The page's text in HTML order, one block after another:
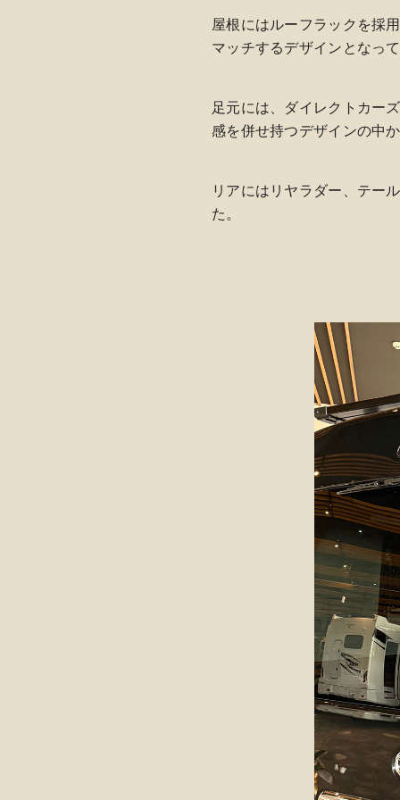
屋根にはルーフラックを採
マッチするデザインとなっ
足元には、ダイレクトカー
感を併せ持つデザインの中
リアにはリヤラダー、テー
た。